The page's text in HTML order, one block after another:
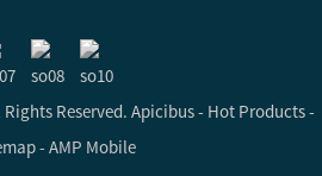
Reserved. Apicibus- Hot Products-
- AMP Mobile